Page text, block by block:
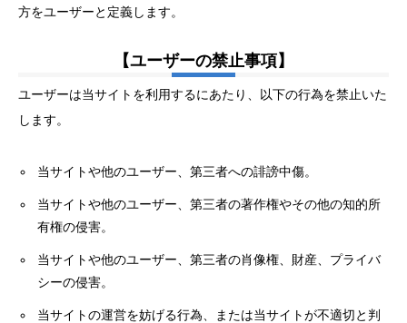
方をユーザーと定義します。
【ユーザーの禁止事項】
ユーザーは当サイトを利用するにあたり、以下の行為を禁止いた
します。
当サイトや他のユーザー、第三者への誹謗中傷。
当サイトや他のユーザー、第三者の著作権やその他の知的所
有権の侵害。
当サイトや他のユーザー、第三者の肖像権、財産、プライバ
シーの侵害。
当サイトの運営を妨げる行為、または当サイトが不適切と判